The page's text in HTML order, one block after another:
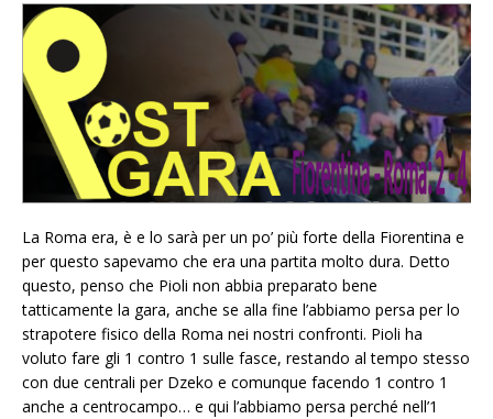
La Roma era, è e lo sarà per un po’ più forte della Fiorentina e
per questo sapevamo che era una partita molto dura. Detto
questo, penso che Pioli non abbia preparato bene
tatticamente la gara, anche se alla fine l’abbiamo persa per lo
strapotere fisico della Roma nei nostri confronti. Pioli ha
voluto fare gli 1 contro 1 sulle fasce, restando al tempo stesso
con due centrali per Dzeko e comunque facendo 1 contro 1
anche a centrocampo… e qui l’abbiamo persa perché nell’1